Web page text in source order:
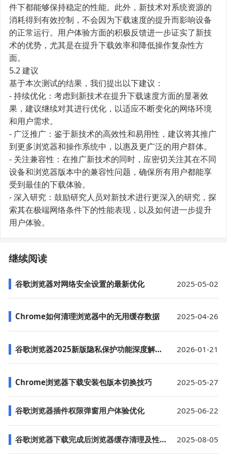
件下都能够保持稳定的性能。此外，新技术对系统资源的
消耗得到有效控制，不会因为下载速度的提升而影响设备
的正常运行。用户体验方面的积极反馈进一步证实了新技
术的优势，尤其是在提升下载效率和降低操作复杂性方
面。
5.2 建议
基于本次测试的结果，我们提出以下建议：
- 持续优化：考虑到新技术在提升下载速度方面的显著效
果，建议继续对其进行优化，以适应不断变化的网络环境
和用户需求。
- 广泛推广：鉴于新技术的高效性和易用性，建议将其推广
到更多浏览器和操作系统中，以惠及更广泛的用户群体。
- 关注兼容性：在推广新技术的同时，应密切关注其在不同
设备和浏览器版本中的兼容性问题，确保所有用户都能享
受到最佳的下载体验。
- 深入研究：鼓励研究人员对新技术进行更深入的研究，探
索其在极端网络条件下的性能表现，以及如何进一步提升
用户体验。
继续阅读
谷歌浏览器对网络安全设置的最新优化 2025-05-02
Chrome如何清理浏览器中的无用缓存数据 2025-04-26
谷歌浏览器2025新版隐私保护功能深度解析教程 2026-01-21
Chrome浏览器下载安装包版本切换技巧 2025-05-27
谷歌浏览器插件权限弹窗用户体验优化 2025-06-22
谷歌浏览器下载完成后浏览器缓存清理及性能优化方法详解 2025-08-05